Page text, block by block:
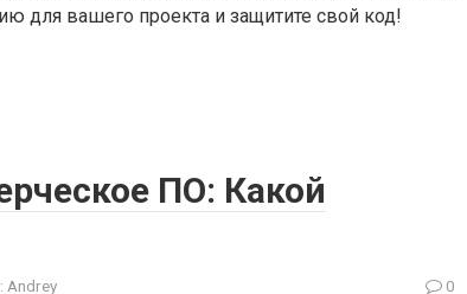
для вашего проекта и защитите свой код!
ПО: Какой
Andrey 0